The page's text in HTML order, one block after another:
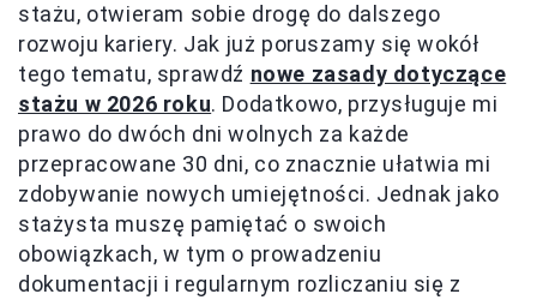
stażu, otwieram sobie drogę do dalszego
rozwoju kariery. Jak już poruszamy się wokół
tego tematu, sprawdź nowe zasady dotyczące
stażu w 2026 roku. Dodatkowo, przysługuje mi
prawo do dwóch dni wolnych za każde
przepracowane 30 dni, co znacznie ułatwia mi
zdobywanie nowych umiejętności. Jednak jako
stażysta muszę pamiętać o swoich
obowiązkach, w tym o prowadzeniu
dokumentacji i regularnym rozliczaniu się z